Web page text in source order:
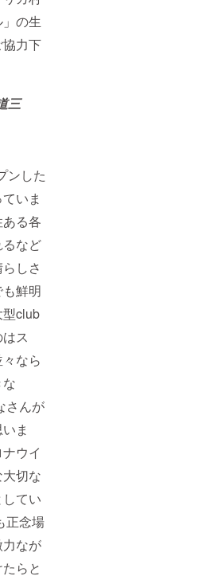
の生
力下
三
ンした
いま
る各
など
しさ
鮮明
型club
ス
なら
さんが
ま
ウイ
切な
てい
正念場
なが
らと